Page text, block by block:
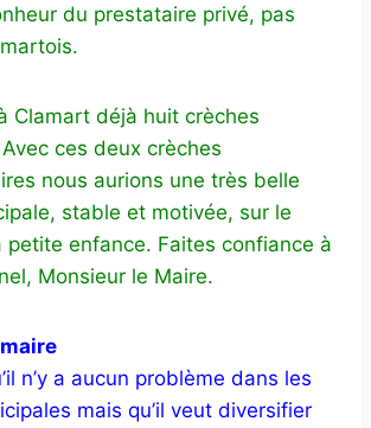
du prestataire privé, pas
Clamart déjà huit crèches
ces deux crèches
nous aurions une très belle
stable et motivée, sur le
petite enfance. Faites confiance à
Monsieur le Maire.
n’y a aucun problème dans les
mais qu’il veut diversifier